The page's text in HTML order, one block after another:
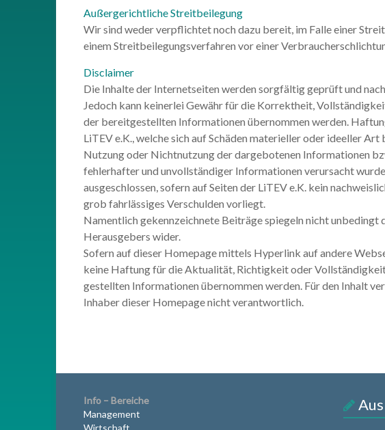
Außergerichtliche Streitbeilegung
Wir sind weder verpflichtet noch dazu bereit, im Falle einer
einem Streitbeilegungsverfahren vor einer
Disclaimer
Die Inhalte der Internetseiten werden sorgfältig geprüft und
Jedoch kann keinerlei Gewähr für die Korrektheit,
der bereitgestellten Informationen übernommen werden.
LiTEV e.K., welche sich auf Schäden materieller oder ideeller Art
Nutzung oder Nichtnutzung der dargebotenen Informationen
fehlerhafter und unvollständiger Informationen verursacht
ausgeschlossen, sofern auf Seiten der LiTEV e.K. kein
grob fahrlässiges Verschulden vorliegt.
Namentlich gekennzeichnete Beiträge spiegeln nicht unbedingt
Herausgebers wider.
Sofern auf dieser Homepage mittels Hyperlink auf andere
keine Haftung für die Aktualität, Richtigkeit oder
gestellten Informationen übernommen werden. Für den Inhalt
Inhaber dieser Homepage nicht verantwortlich.
Info – Bereiche
Management
Wirtschaft